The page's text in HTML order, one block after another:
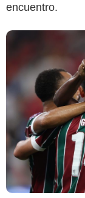
encuentro.